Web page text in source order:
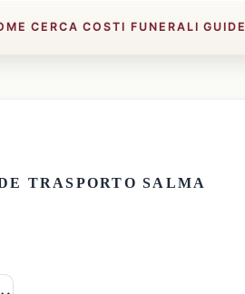
CERCA COSTI FUNERALI GUIDE
TRASPORTO SALMA